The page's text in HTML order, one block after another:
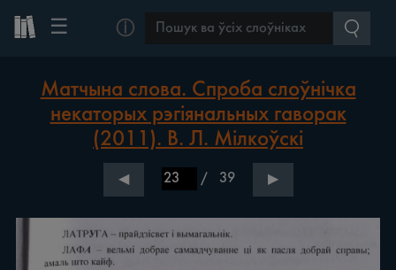
☰ ⓘ
Матчына слова. Спроба слоўнічка
некаторых рэгіянальных гаворак
(2011). В. Л. Мілкоўскі
◀ / 39 ▶